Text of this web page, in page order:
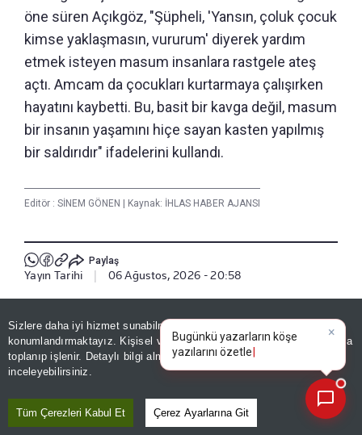
Sizlere daha iyi hizmet sunabilmek adına sitemizde
konumlandırmaktayız. Kişisel verileriniz, KVKK ve GDPR kapsamında
toplanıp işlenir. Detaylı bilgi almak içinAydınlatma Metnimizi
inceleyebilirsiniz.
Tüm Çerezleri Kabul Et Çerez Ayarlarına Git
öne süren Açıkgöz, "Şüpheli, 'Yansın, çoluk çocuk
kimse yaklaşmasın, vururum' diyerek yardım
etmek isteyen masum insanlara rastgele ateş
açtı. Amcam da çocukları kurtarmaya çalışırken
hayatını kaybetti. Bu, basit bir kavga değil, masum
bir insanın yaşamını hiçe sayan kasten yapılmış
bir saldırıdır" ifadelerini kullandı.
Editör : SİNEM GÖNEN | Kaynak: İHLAS HABER AJANSI
Paylaş
Yayın Tarihi | 06 Ağustos, 2026 - 20:58
Haberle İlgili Daha Fazlası
Bizi Takip Edin
×
Bugünkü yazarların köşe
yazılarını özetleyin!